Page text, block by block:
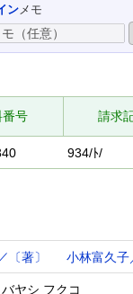
ンメモ
番号 請求
934/ﾄ/
〔著〕 小林富久子
ヤシ フクコ